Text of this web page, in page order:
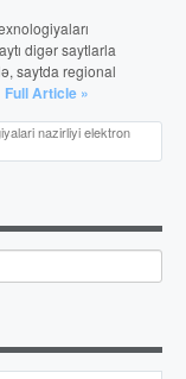
digər saytlarla
saytda regional
Full Article »
nazirliyi elektron